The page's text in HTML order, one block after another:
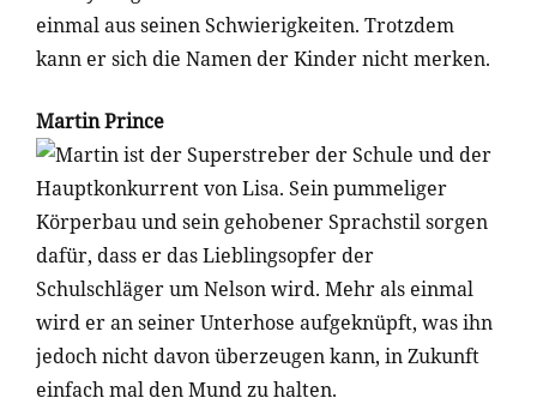
einmal aus seinen Schwierigkeiten. Trotzdem
kann er sich die Namen der Kinder nicht merken.
Martin Prince
Martin ist der Superstreber der Schule und der
Hauptkonkurrent von Lisa. Sein pummeliger
Körperbau und sein gehobener Sprachstil sorgen
dafür, dass er das Lieblingsopfer der
Schulschläger um Nelson wird. Mehr als einmal
wird er an seiner Unterhose aufgeknüpft, was ihn
jedoch nicht davon überzeugen kann, in Zukunft
einfach mal den Mund zu halten.